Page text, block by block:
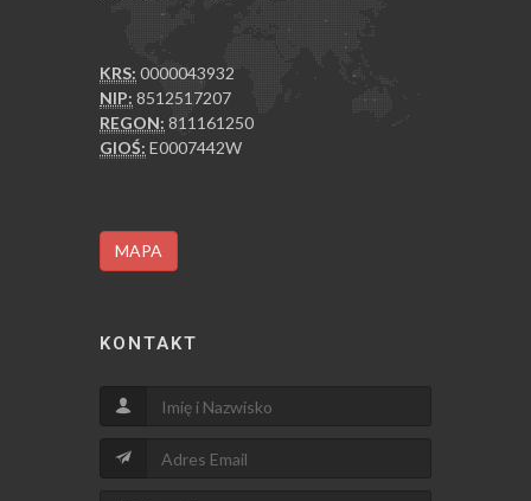
KRS: 0000043932
NIP: 8512517207
REGON: 811161250
GIOŚ: E0007442W
MAPA
KONTAKT